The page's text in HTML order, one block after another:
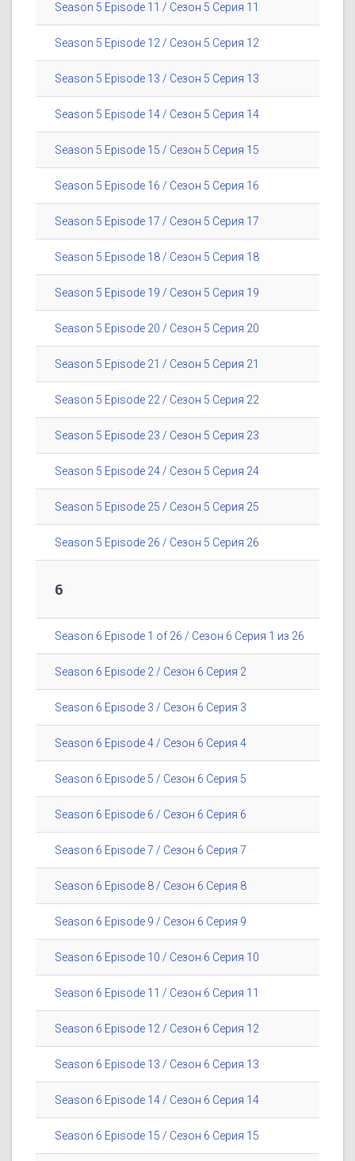
Season 5 Episode 11 / Сезон 5 Серия 11
Season 5 Episode 12 / Сезон 5 Серия 12
Season 5 Episode 13 / Сезон 5 Серия 13
Season 5 Episode 14 / Сезон 5 Серия 14
Season 5 Episode 15 / Сезон 5 Серия 15
Season 5 Episode 16 / Сезон 5 Серия 16
Season 5 Episode 17 / Сезон 5 Серия 17
Season 5 Episode 18 / Сезон 5 Серия 18
Season 5 Episode 19 / Сезон 5 Серия 19
Season 5 Episode 20 / Сезон 5 Серия 20
Season 5 Episode 21 / Сезон 5 Серия 21
Season 5 Episode 22 / Сезон 5 Серия 22
Season 5 Episode 23 / Сезон 5 Серия 23
Season 5 Episode 24 / Сезон 5 Серия 24
Season 5 Episode 25 / Сезон 5 Серия 25
Season 5 Episode 26 / Сезон 5 Серия 26
6
Season 6 Episode 1 of 26 / Сезон 6 Серия 1 из 26
Season 6 Episode 2 / Сезон 6 Серия 2
Season 6 Episode 3 / Сезон 6 Серия 3
Season 6 Episode 4 / Сезон 6 Серия 4
Season 6 Episode 5 / Сезон 6 Серия 5
Season 6 Episode 6 / Сезон 6 Серия 6
Season 6 Episode 7 / Сезон 6 Серия 7
Season 6 Episode 8 / Сезон 6 Серия 8
Season 6 Episode 9 / Сезон 6 Серия 9
Season 6 Episode 10 / Сезон 6 Серия 10
Season 6 Episode 11 / Сезон 6 Серия 11
Season 6 Episode 12 / Сезон 6 Серия 12
Season 6 Episode 13 / Сезон 6 Серия 13
Season 6 Episode 14 / Сезон 6 Серия 14
Season 6 Episode 15 / Сезон 6 Серия 15